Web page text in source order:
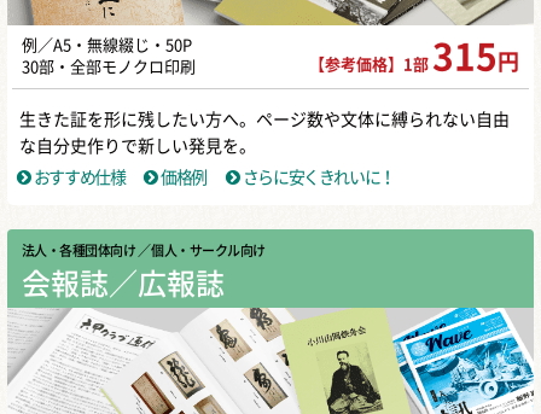
例／A5・無線綴じ・50P
30部・全部モノクロ印刷
【参考価格】1部 315 円
生きた証を形に残したい方へ。ページ数や文体に縛られない自由
な自分史作りで新しい発見を。
おすすめ仕様
価格例 さらに安くきれいに！
法人・各種団体向け ／ 個人・サークル向け
会報誌／広報誌